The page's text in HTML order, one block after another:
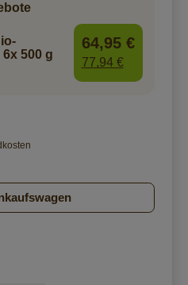
500 g
64,95 €
77,94 €